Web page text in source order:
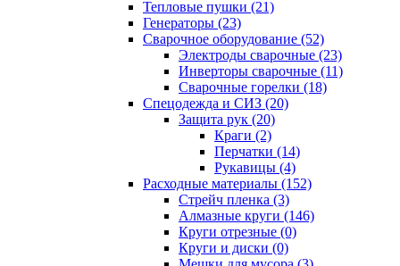
Тепловые пушки (21)
Генераторы (23)
Сварочное оборудование (52)
Электроды сварочные (23)
Инверторы сварочные (11)
Сварочные горелки (18)
Спецодежда и СИЗ (20)
Защита рук (20)
Краги (2)
Перчатки (14)
Рукавицы (4)
Расходные материалы (152)
Стрейч пленка (3)
Алмазные круги (146)
Круги отрезные (0)
Круги и диски (0)